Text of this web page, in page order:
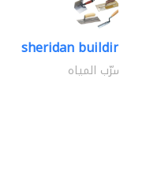
sheridan building
تسرّب المياه